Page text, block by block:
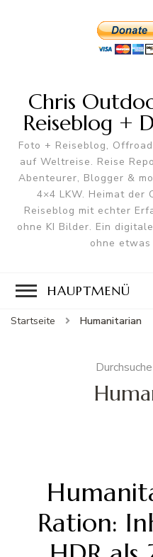
Chris
Reiseblog +
Foto + Reiseblog,
auf Weltreise. Reise
Abenteurer, Blogger &
4×4 LKW. Heimat der
Reiseblog mit echter
ohne KI Bilder. Ein
ohne
HAUPTMENÜ
Startseite Humanitarian
Ration: